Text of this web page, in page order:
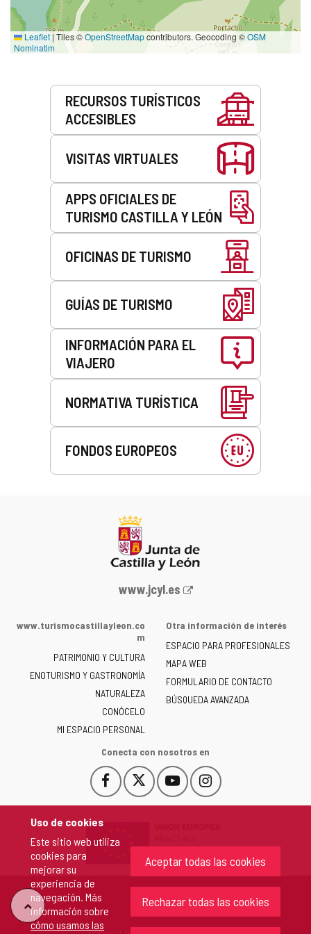
Uso de cookies
Este sitio web utiliza
cookies para
mejorar su
experiencia de
navegación. Más
información sobre
cómo usamos las
Aceptar todas las cookies
Rechazar todas las cookies
Leaflet | Tiles ©OpenStreetMapcontributors. Geocoding ©OSM
Nominatim
RECURSOS TURÍSTICOS
ACCESIBLES
VISITAS VIRTUALES
APPS OFICIALES DE
TURISMO CASTILLA Y LEÓN
OFICINAS DE TURISMO
GUÍAS DE TURISMO
INFORMACIÓN PARA EL
VIAJERO
NORMATIVA TURÍSTICA
FONDOS EUROPEOS
Portal
la
de
Castilla
y
León
-
www.jcyl.es
www.turismocastillayleon.co
m
PATRIMONIO Y CULTURA
ENOTURISMO Y GASTRONOMÍA
NATURALEZA
CONÓCELO
MI ESPACIO PERSONAL
Otra información de interés
ESPACIO PARA PROFESIONALES
MAPA WEB
FORMULARIO DE CONTACTO
BÚSQUEDA AVANZADA
Conecta con nosotros en
Facebook
Este
enlace
en
nueva.
Este
enlace
una
ventana
nueva.
YouTube
Este
enlace
una
ventana
nueva.
Instagram
Este
enlace
una
ventana
nueva.
"Volver
Copyright 2026 - Junta de Castilla y León